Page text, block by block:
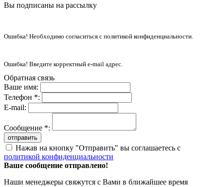
Вы подписаны на рассылку
Ошибка! Необходимо согласиться с политикой конфиденциальности.
Ошибка! Введите корректный e-mail адрес.
Обратная связь
Ваше имя:
Телефон *:
E-mail:
Сообщение *:
отправить
Нажав на кнопку "Отправить" вы соглашаетесь с
политикой конфиденциальности
Ваше сообщение отправлено!
Наши менеджеры свяжутся с Вами в ближайшее время